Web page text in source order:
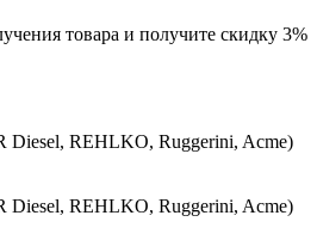
товара и получите скидку 3%
REHLKO, Ruggerini, Acme)
REHLKO, Ruggerini, Acme)